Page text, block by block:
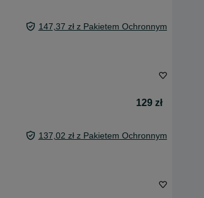
147,37 zł z Pakietem Ochronnym
129 zł
137,02 zł z Pakietem Ochronnym